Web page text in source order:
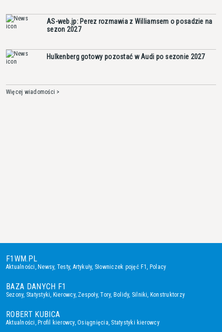
AS-web.jp: Perez rozmawia z Williamsem o posadzie na
sezon 2027
Hulkenberg gotowy pozostać w Audi po sezonie 2027
Więcej wiadomości >
F1WM.PL
Aktualności ,Newsy, Testy, Artykuły, Słowniczek pojęć F1 Polacy
BAZA DANYCH F1
Sezony, Statystyki Kierowcy, Zespoły,Tory, Bolidy, Silniki Konstruktorzy
ROBERT KUBICA
Aktualności ,Profil kierowcy,Osiągnięcia Statystyki kierowcy